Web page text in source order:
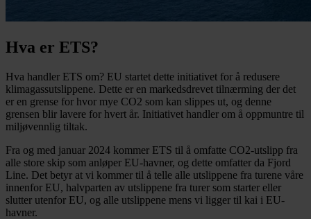
Hva er ETS?
Hva handler ETS om? EU startet dette initiativet for å redusere
klimagassutslippene. Dette er en markedsdrevet tilnærming der det
er en grense for hvor mye CO2 som kan slippes ut, og denne
grensen blir lavere for hvert år. Initiativet handler om å oppmuntre til
miljøvennlig tiltak.
Fra og med januar 2024 kommer ETS til å omfatte CO2-utslipp fra
alle store skip som anløper EU-havner, og dette omfatter da Fjord
Line. Det betyr at vi kommer til å telle alle utslippene fra turene våre
innenfor EU, halvparten av utslippene fra turer som starter eller
slutter utenfor EU, og alle utslippene mens vi ligger til kai i EU-
havner.